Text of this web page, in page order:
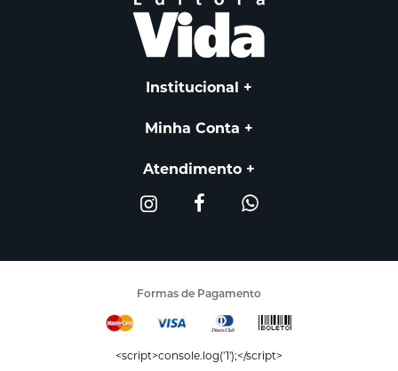
Institucional
Minha Conta
Atendimento
Formas de Pagamento
<script>console.log('1');</script>